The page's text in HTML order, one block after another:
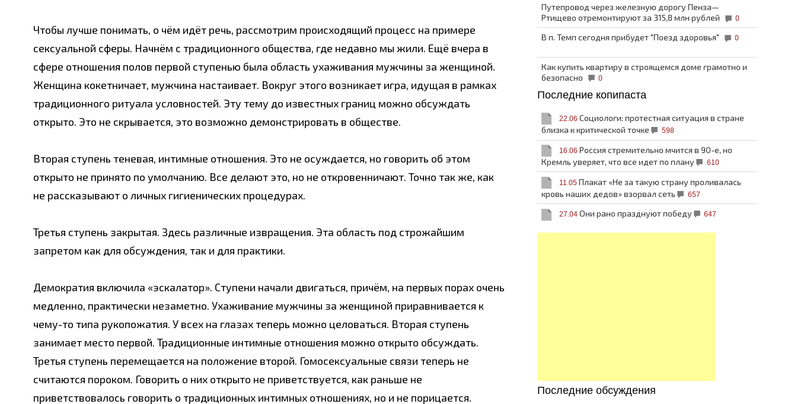
Чтобы лучше понимать, о чём идёт речь, рассмотрим происходящий процесс на примере
сексуальной сферы. Начнём с традиционного общества, где недавно мы жили. Ещё вчера в
сфере отношения полов первой ступенью была область ухаживания мужчины за женщиной.
Женщина кокетничает, мужчина настаивает. Вокруг этого возникает игра, идущая в рамках
традиционного ритуала условностей. Эту тему до известных границ можно обсуждать
открыто. Это не скрывается, это возможно демонстрировать в обществе.
Вторая ступень теневая, интимные отношения. Это не осуждается, но говорить об этом
открыто не принято по умолчанию. Все делают это, но не откровенничают. Точно так же, как
не рассказывают о личных гигиенических процедурах.
Третья ступень закрытая. Здесь различные извращения. Эта область под строжайшим
запретом как для обсуждения, так и для практики.
Демократия включила «эскалатор». Ступени начали двигаться, причём, на первых порах очень
медленно, практически незаметно. Ухаживание мужчины за женщиной приравнивается к
чему-то типа рукопожатия. У всех на глазах теперь можно целоваться. Вторая ступень
занимает место первой. Традиционные интимные отношения можно открыто обсуждать.
Третья ступень перемещается на положение второй. Гомосексуальные связи теперь не
считаются пороком. Говорить о них открыто не приветствуется, как раньше не
приветствовалось говорить о традиционных интимных отношениях, но и не порицается.
Путепровод через железную дорогу Пенза—
Ртищево отремонтируют за 315,8 млн рублей
0
В п. Темп сегодня прибудет "Поезд здоровья" 0
Как купить квартиру в строящемся доме грамотно и
безопасно
0
Последние копипаста
22.06 Социологи: протестная ситуация в стране
близка к критической точке
598
16.06 Россия стремительно мчится в 90-е, но
Кремль уверяет, что все идет по плану
610
11.05Плакат «Не за такую страну проливалась
кровь наших дедов» взорвал сеть
657
27.04Они рано празднуют победу 647
Последние обсуждения